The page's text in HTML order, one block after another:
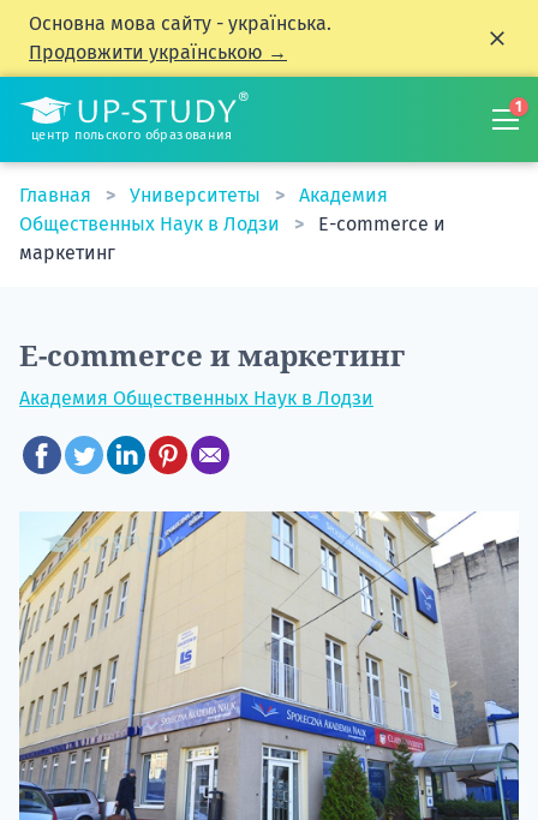
Основна мова сайту - українська.
Продовжити українською →
центр польского образования
1
Главная Университеты
Академия
Общественных Наук в Лодзи
E-commerce и
маркетинг
E-commerce и маркетинг
Академия Общественных Наук в Лодзи